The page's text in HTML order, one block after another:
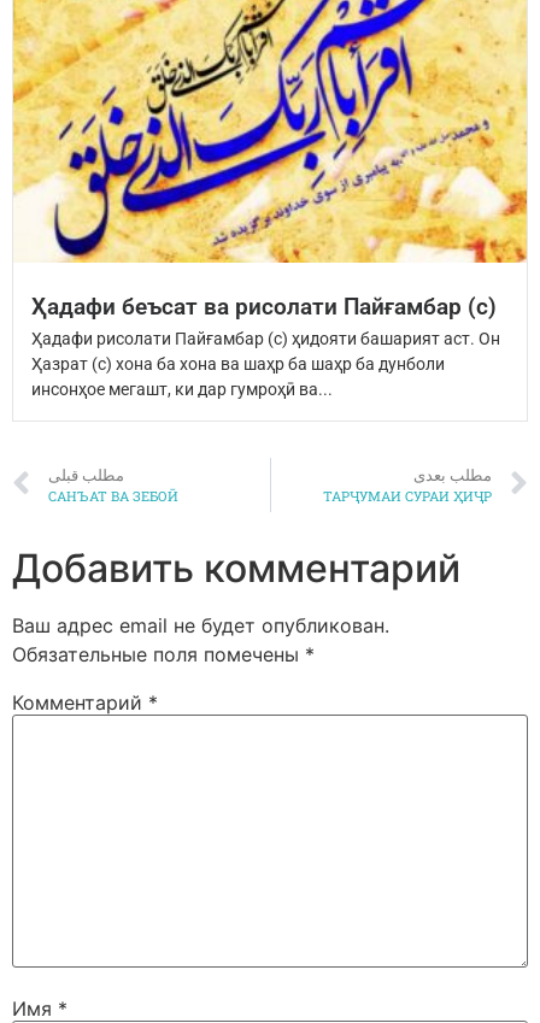
Ҳадафи беъсат ва рисолати Пайғамбар (с)
Ҳадафи рисолати Пайғамбар (с) ҳидояти башарият аст. Он
Ҳазрат (с) хона ба хона ва шаҳр ба шаҳр ба дунболи
инсонҳое мегашт, ки дар гумроҳӣ ва...
مطلب قبلی
САНЪАТ ВА ЗЕБОӢ
مطلب بعدی
ТАРҶУМАИ СУРАИ ҲИҶР
Добавить комментарий
Ваш адрес email не будет опубликован.
Обязательные поля помечены *
Комментарий *
Имя *